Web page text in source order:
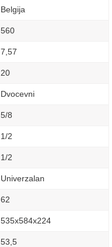
Belgija
560
7,57
20
Dvocevni
5/8
1/2
1/2
Univerzalan
62
535x584x224
53,5